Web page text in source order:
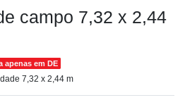
campo 7,32 x 2,44
apenas em DE
7,32 x 2,44 m